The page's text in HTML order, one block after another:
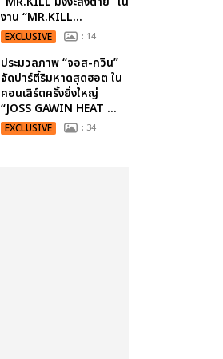
งาน “MR.KILL...
EXCLUSIVE : 14
ประมวลภาพ “จอส-กวิน”
จัดปาร์ตี้ริมหาดสุดฮอต ใน
คอนเสิร์ตครั้งยิ่งใหญ่
“JOSS GAWIN HEAT ...
EXCLUSIVE : 34